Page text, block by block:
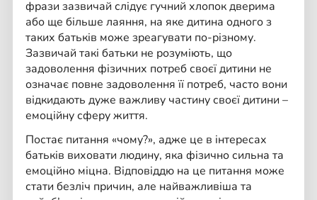
фрази зазвичай слідує гучний хлопок дверима
або ще більше лаяння, на яке дитина одного з
таких батьків може зреагувати по-різному.
Зазвичай такі батьки не розуміють, що
задоволення фізичних потреб своєї дитини не
означає повне задоволення її потреб, часто вони
відкидають дуже важливу частину своєї дитини –
емоційну сферу життя.
Постає питання «чому?», адже це в інтересах
батьків виховати людину, яка фізично сильна та
емоційно міцна. Відповіддю на це питання може
стати безліч причин, але найважливіша та